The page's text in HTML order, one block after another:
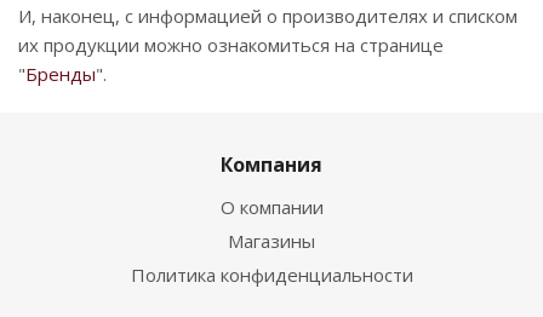
И, наконец, с информацией о производителях и списком
их продукции можно ознакомиться на странице
"Бренды".
Компания
О компании
Магазины
Политика конфиденциальности